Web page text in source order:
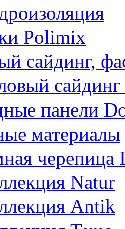
Polimix
сайдинг,
панели
материалы
черепица
Natur
Antik